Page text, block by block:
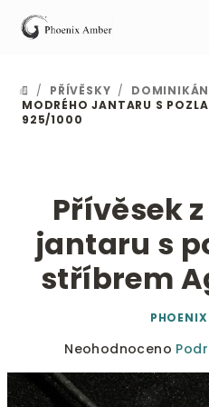
obsah
DOMŮ
/ PŘÍVĚSKY /
MODRÉHO JANTARU S
925/1000
Přívěsek
jantaru s
stříbrem
Průměrné
produktu
je
Neohodnoceno